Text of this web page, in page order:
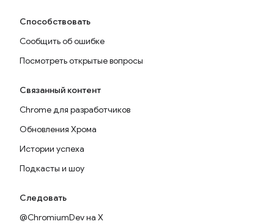
Способствовать
Сообщить об ошибке
Посмотреть открытые вопросы
Связанный контент
Chrome для разработчиков
Обновления Хрома
Истории успеха
Подкасты и шоу
Следовать
@ChromiumDev на X